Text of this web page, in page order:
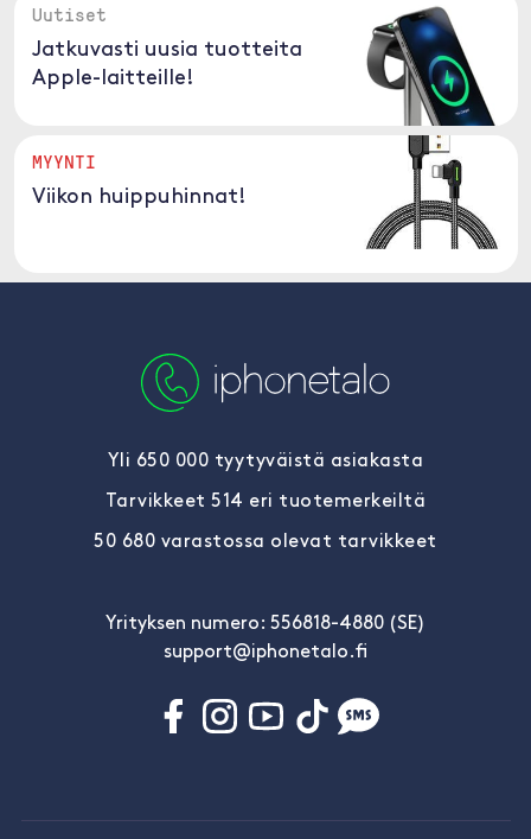
Uutiset
Jatkuvasti uusia tuotteita
Apple-laitteille!
MYYNTI
Viikon huippuhinnat!
Yli 650 000 tyytyväistä asiakasta
Tarvikkeet 514 eri tuotemerkeiltä
50 680 varastossa olevat tarvikkeet
Yrityksen numero: 556818-4880 (SE)
support@iphonetalo.fi